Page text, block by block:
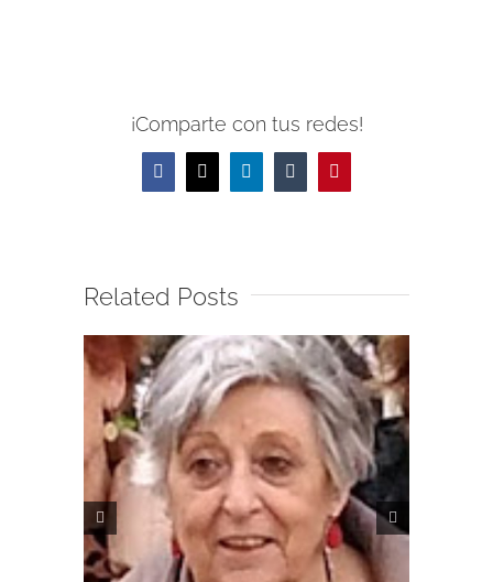
¡Comparte con tus redes!
Facebook
X LinkedInTumblrPinterest
Related Posts